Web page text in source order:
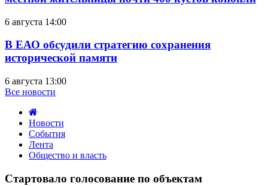
6 августа 14:00
В ЕАО обсудили стратегию сохранения
исторической памяти
6 августа 13:00
Все новости
Новости
События
Лента
Общество и власть
голосование
Стартовало голосование по объектам